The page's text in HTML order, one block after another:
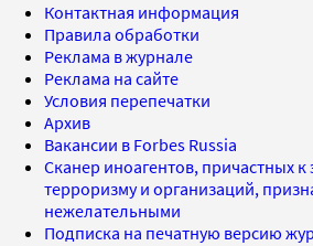
Контактная информация
Правила обработки
Реклама в журнале
Реклама на сайте
Условия перепечатки
Архив
Вакансии в Forbes Russia
Сканер иноагентов, причастных к
терроризму и организаций,
нежелательными
Подписка на печатную версию